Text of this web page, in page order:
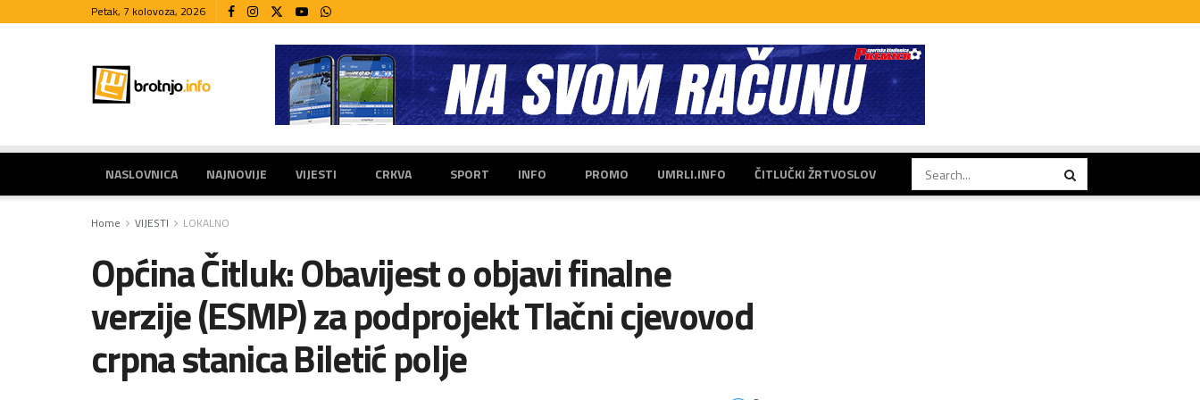
Petak, 7 kolovoza, 2026
NASLOVNICA NAJNOVIJE VIJESTI CRKVA SPORT INFO PROMO UMRLI.INFO ČITLUČKI ŽRTVOSLOV
Home VIJESTI LOKALNO
Općina Čitluk: Obavijest o objavi finalne
verzije (ESMP) za podprojekt Tlačni cjevovod
crpna stanica Biletić polje